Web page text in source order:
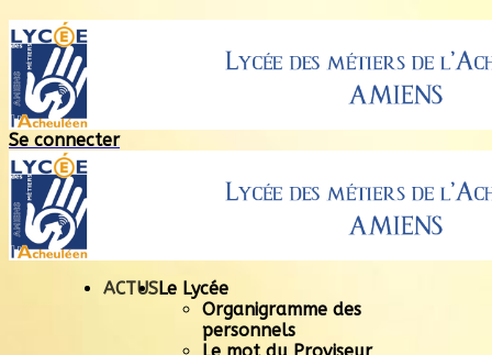
Se connecter
ACTUSLe Lycée
Organigramme des
personnels